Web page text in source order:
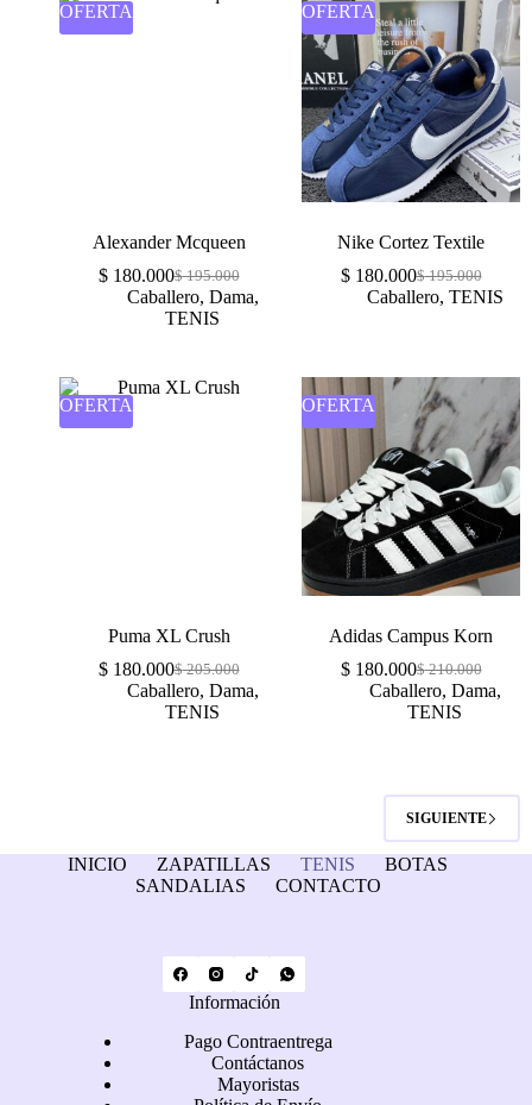
OFERTA
Alexander Mcqueen
$195.000
$180.000
Caballero, Dama,
TENIS
OFERTA
Nike Cortez Textile
$195.000
$180.000
Caballero, TENIS
OFERTA
Puma XL Crush
$205.000
$180.000
Caballero, Dama,
TENIS
OFERTA
Adidas Campus Korn
$210.000
$180.000
Caballero, Dama,
TENIS
SIGUIENTE
INICIO ZAPATILLAS TENIS
BOTAS
SANDALIAS
CONTACTO
Información
Pago Contraentrega
Contáctanos
Mayoristas